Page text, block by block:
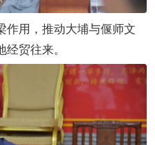
用，推动大埔与偃师文
贸往来。